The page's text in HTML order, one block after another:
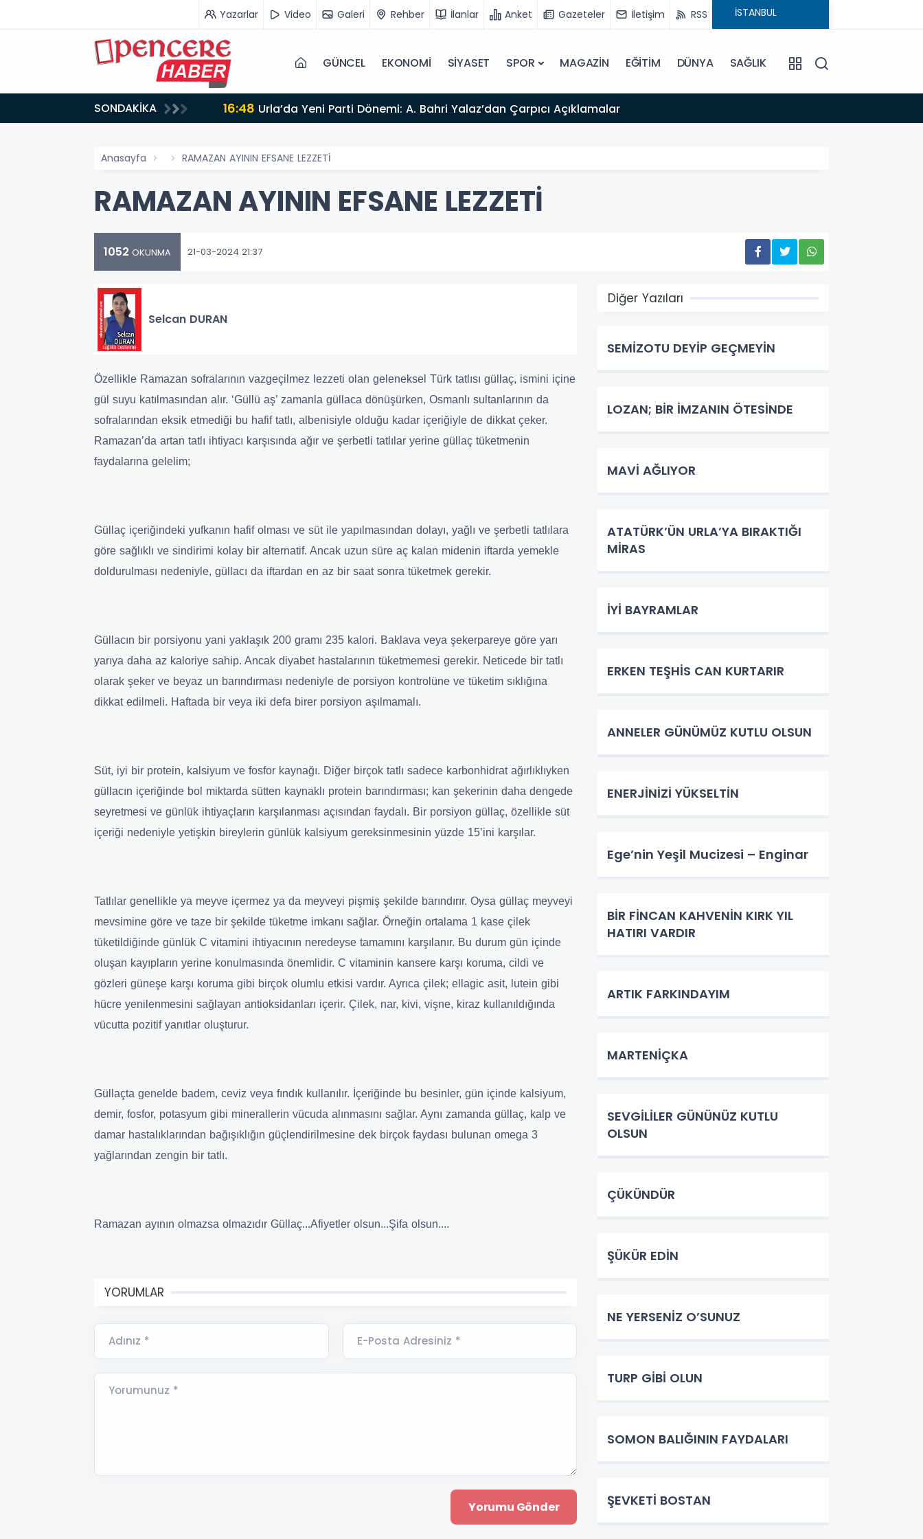
Yazarlar Video Galeri Rehber İlanlar Anket Gazeteler İletişim RSS
GÜNCEL EKONOMİ SİYASET SPOR MAGAZİN EĞİTİM DÜNYA SAĞLIK
SONDAKİKA 16:48 Urla’da Yeni Parti Dönemi: A. Bahri Yalaz’dan Çarpıcı Açıklamalar
Anasayfa RAMAZAN AYININ EFSANE LEZZETİ
RAMAZAN AYININ EFSANE LEZZETİ
1052 OKUNMA 21-03-2024 21:37
Selcan DURAN
Özellikle Ramazan sofralarının vazgeçilmez lezzeti olan geleneksel Türk tatlısı güllaç, ismini içine
gül suyu katılmasından alır. ‘Güllü aş’ zamanla güllaca dönüşürken, Osmanlı sultanlarının da
sofralarından eksik etmediği bu hafif tatlı, albenisiyle olduğu kadar içeriğiyle de dikkat çeker.
Ramazan’da artan tatlı ihtiyacı karşısında ağır ve şerbetli tatlılar yerine güllaç tüketmenin
faydalarına gelelim;
Güllaç içeriğindeki yufkanın hafif olması ve süt ile yapılmasından dolayı, yağlı ve şerbetli tatlılara
göre sağlıklı ve sindirimi kolay bir alternatif. Ancak uzun süre aç kalan midenin iftarda yemekle
doldurulması nedeniyle, güllacı da iftardan en az bir saat sonra tüketmek gerekir.
Güllacın bir porsiyonu yani yaklaşık 200 gramı 235 kalori. Baklava veya şekerpareye göre yarı
yarıya daha az kaloriye sahip. Ancak diyabet hastalarının tüketmemesi gerekir. Neticede bir tatlı
olarak şeker ve beyaz un barındırması nedeniyle de porsiyon kontrolüne ve tüketim sıklığına
dikkat edilmeli. Haftada bir veya iki defa birer porsiyon aşılmamalı.
Süt, iyi bir protein, kalsiyum ve fosfor kaynağı. Diğer birçok tatlı sadece karbonhidrat ağırlıklıyken
güllacın içeriğinde bol miktarda sütten kaynaklı protein barındırması; kan şekerinin daha dengede
seyretmesi ve günlük ihtiyaçların karşılanması açısından faydalı. Bir porsiyon güllaç, özellikle süt
içeriği nedeniyle yetişkin bireylerin günlük kalsiyum gereksinmesinin yüzde 15’ini karşılar.
Tatlılar genellikle ya meyve içermez ya da meyveyi pişmiş şekilde barındırır. Oysa güllaç meyveyi
mevsimine göre ve taze bir şekilde tüketme imkanı sağlar. Örneğin ortalama 1 kase çilek
tüketildiğinde günlük C vitamini ihtiyacının neredeyse tamamını karşılanır. Bu durum gün içinde
oluşan kayıpların yerine konulmasında önemlidir. C vitaminin kansere karşı koruma, cildi ve
gözleri güneşe karşı koruma gibi birçok olumlu etkisi vardır. Ayrıca çilek; ellagic asit, lutein gibi
hücre yenilenmesini sağlayan antioksidanları içerir. Çilek, nar, kivi, vişne, kiraz kullanıldığında
vücutta pozitif yanıtlar oluşturur.
Güllaçta genelde badem, ceviz veya fındık kullanılır. İçeriğinde bu besinler, gün içinde kalsiyum,
demir, fosfor, potasyum gibi minerallerin vücuda alınmasını sağlar. Aynı zamanda güllaç, kalp ve
damar hastalıklarından bağışıklığın güçlendirilmesine dek birçok faydası bulunan omega 3
yağlarından zengin bir tatlı.
Ramazan ayının olmazsa olmazıdır Güllaç...Afiyetler olsun...Şifa olsun....
YORUMLAR
Adınız * E-Posta Adresiniz *
Yorumunuz *
Diğer Yazıları
SEMİZOTU DEYİP GEÇMEYİN
LOZAN; BİR İMZANIN ÖTESİNDE
MAVİ AĞLIYOR
ATATÜRK’ÜN URLA’YA BIRAKTIĞI
MİRAS
İYİ BAYRAMLAR
ERKEN TEŞHİS CAN KURTARIR
ANNELER GÜNÜMÜZ KUTLU OLSUN
ENERJİNİZİ YÜKSELTİN
Ege’nin Yeşil Mucizesi – Enginar
BİR FİNCAN KAHVENİN KIRK YIL
HATIRI VARDIR
ARTIK FARKINDAYIM
MARTENİÇKA
SEVGİLİLER GÜNÜNÜZ KUTLU
OLSUN
ÇÜKÜNDÜR
ŞÜKÜR EDİN
NE YERSENİZ O’SUNUZ
TURP GİBİ OLUN
SOMON BALIĞININ FAYDALARI
ŞEVKETİ BOSTAN